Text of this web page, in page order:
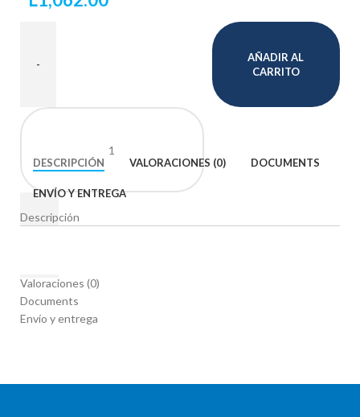
AÑADIR AL
CARRITO
DESCRIPCIÓN VALORACIONES (0) DOCUMENTS
ENVÍO Y ENTREGA
Descripción
Valoraciones (0)
Documents
Envío y entrega